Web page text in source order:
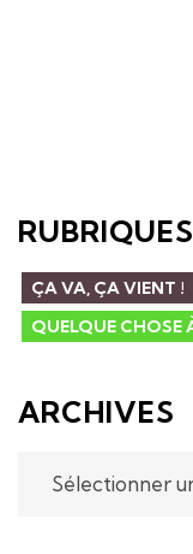
RUBRIQUES
ÇA VA, ÇA VIENT !
QUELQUE CHOSE
ARCHIVES